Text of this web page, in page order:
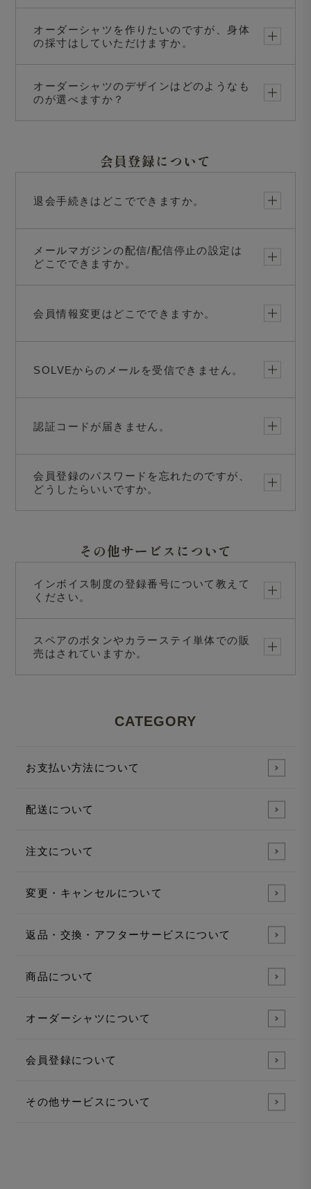
オーダーシャツを作りたいのですが、身体
の採寸はしていただけますか。
オーダーシャツのデザインはどのようなも
のが選べますか？
会員登録について
退会手続きはどこでできますか。
メールマガジンの配信/配信停止の設定は
どこでできますか。
会員情報変更はどこでできますか。
SOLVEからのメールを受信できません。
認証コードが届きません。
会員登録のパスワードを忘れたのですが、
どうしたらいいですか。
その他サービスについて
インボイス制度の登録番号について教えて
ください。
スペアのボタンやカラーステイ単体での販
売はされていますか。
CATEGORY
お支払い方法について
配送について
注文について
変更・キャンセルについて
返品・交換・アフターサービスについて
商品について
オーダーシャツについて
会員登録について
その他サービスについて